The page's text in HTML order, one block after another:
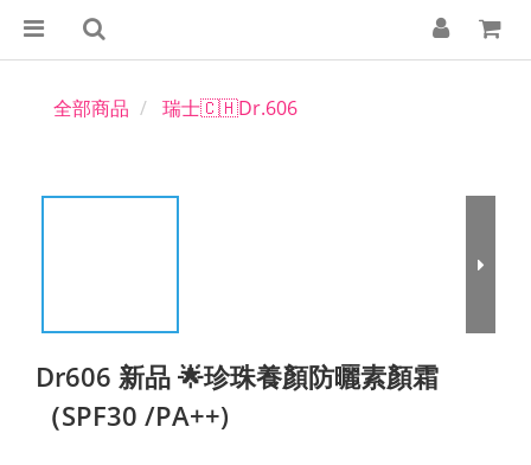
全部商品 瑞士🇨🇭Dr.606
Dr606 新品 🌟珍珠養顏防曬素顏霜
（SPF30 /PA++)